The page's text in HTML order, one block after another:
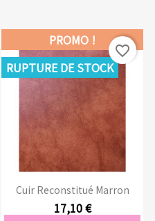
Cuir Reconstitué Marron
17,10 €
PROMO !
RUPTURE DE STOCK
favorite_border